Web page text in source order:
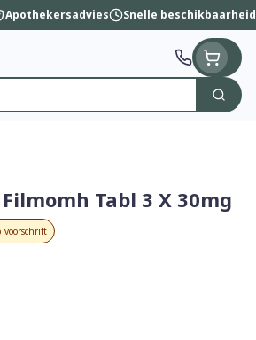
Apothekersadvies Snelle beschikbaarheid
Zoek
Tabl 3 X 30mg
voorschrift